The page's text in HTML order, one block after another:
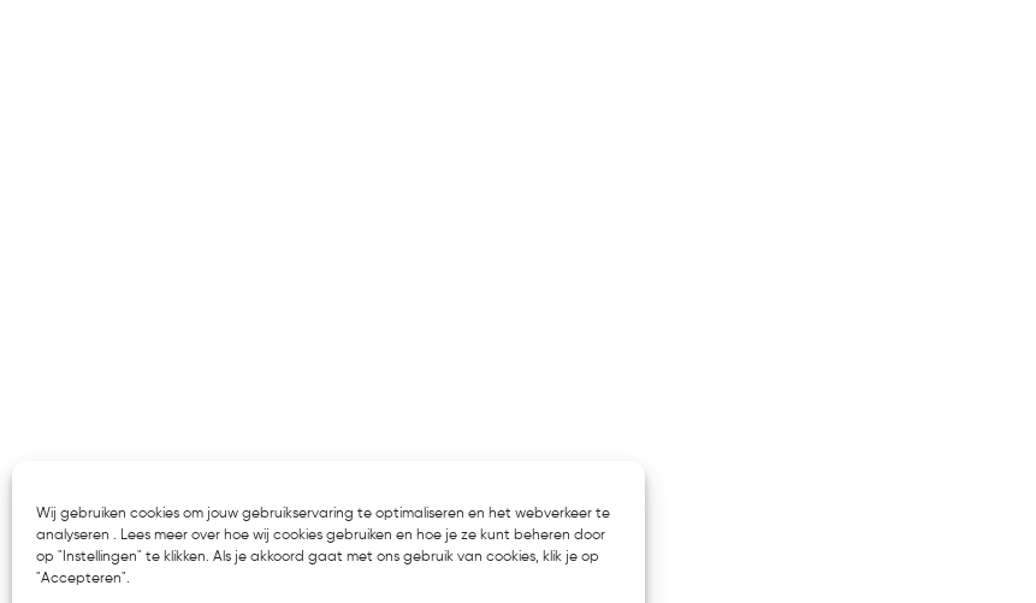
Wij gebruiken cookies om jouw gebruikservaring te optimaliseren en het webverkeer te
analyseren . Lees meer over hoe wij cookies gebruiken en hoe je ze kunt beheren door
op "Instellingen" te klikken. Als je akkoord gaat met ons gebruik van cookies, klik je op
"Accepteren".